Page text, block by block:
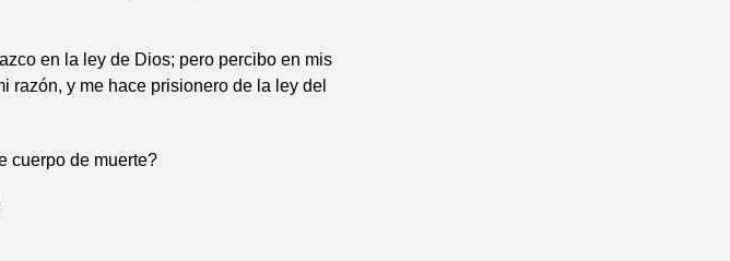
en la ley de Dios; pero percibo en mis
razón, y me hace prisionero de la ley del
cuerpo de muerte?